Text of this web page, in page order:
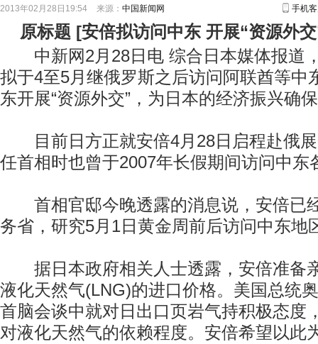
2013年02月28日19:54 来源： 中国新闻网 手机
原标题 [安倍拟访问中东 开展“资源外
中新网2月28日电 综合日本媒体报道
拟于4至5月继俄罗斯之后访问阿联酋等中
东开展“资源外交”，为日本的经济振兴确
目前日方正就安倍4月28日启程赴俄展
任首相时也曾于2007年长假期间访问中东
首相官邸今晚透露的消息说，安倍已
务省，研究5月1日黄金周前后访问中东地
据日本政府相关人士透露，安倍准备
液化天然气(LNG)的进口价格。美国总统
首脑会谈中就对日出口页岩气持积极态度
对液化天然气的依赖程度。安倍希望以此